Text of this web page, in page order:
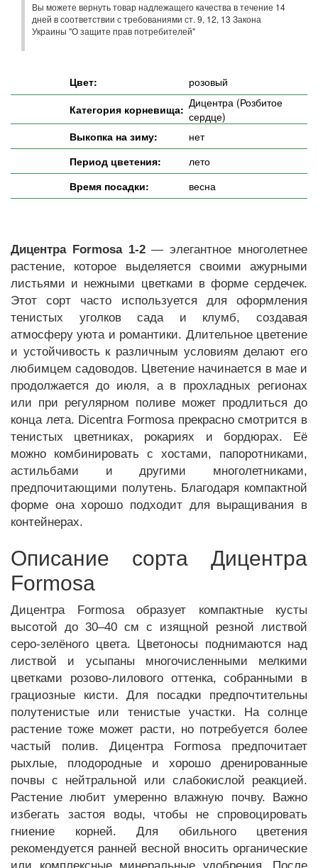
Вы можете вернуть товар надлежащего качества в течение 14
дней в соответствии с требованиями ст. 9, 12, 13 Закона
Украины "О защите прав потребителей"
Цвет:
розовый
Категория корневища: Дицентра (Розбитое
сердце)
Выкопка на зиму:
нет
Период цветения:
лето
Время посадки:
весна
Дицентра Formosa 1-2— элегантное многолетнее
растение, которое выделяется своими ажурными
листьями и нежными цветками в форме сердечек.
Этот сорт часто используется для оформления
тенистых уголков сада и клумб, создавая
атмосферу уюта и романтики. Длительное цветение
и устойчивость к различным условиям делают его
любимцем садоводов. Цветение начинается в мае и
продолжается до июля, а в прохладных регионах
или при регулярном поливе может продлиться до
конца лета. Dicentra Formosa прекрасно смотрится в
тенистых цветниках, рокариях и бордюрах. Её
можно комбинировать с хостами, папоротниками,
астильбами и другими многолетниками,
предпочитающими полутень. Благодаря компактной
форме она хорошо подходит для выращивания в
контейнерах.
Описание сорта Дицентра
Formosa
Дицентра Formosa образует компактные кусты
высотой до 30–40 см с изящной резной листвой
серо-зелёного цвета. Цветоносы поднимаются над
листвой и усыпаны многочисленными мелкими
цветками розово-лилового оттенка, собранными в
грациозные кисти. Для посадки предпочтительны
полутенистые или тенистые участки. На солнце
растение тоже может расти, но потребуется более
частый полив. Дицентра Formosa предпочитает
рыхлые, плодородные и хорошо дренированные
почвы с нейтральной или слабокислой реакцией.
Растение любит умеренно влажную почву. Важно
избегать застоя воды, чтобы не спровоцировать
гниение корней. Для обильного цветения
рекомендуется ранней весной вносить органические